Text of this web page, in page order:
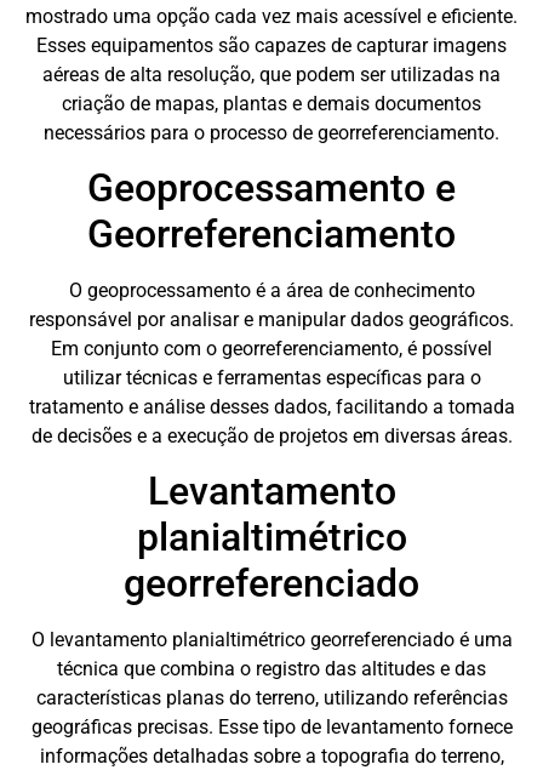
mostrado uma opção cada vez mais acessível e eficiente.
Esses equipamentos são capazes de capturar imagens
aéreas de alta resolução, que podem ser utilizadas na
criação de mapas, plantas e demais documentos
necessários para o processo de georreferenciamento.
Geoprocessamento e
Georreferenciamento
O geoprocessamento é a área de conhecimento
responsável por analisar e manipular dados geográficos.
Em conjunto com o georreferenciamento, é possível
utilizar técnicas e ferramentas específicas para o
tratamento e análise desses dados, facilitando a tomada
de decisões e a execução de projetos em diversas áreas.
Levantamento
planialtimétrico
georreferenciado
O levantamento planialtimétrico georreferenciado é uma
técnica que combina o registro das altitudes e das
características planas do terreno, utilizando referências
geográficas precisas. Esse tipo de levantamento fornece
informações detalhadas sobre a topografia do terreno,